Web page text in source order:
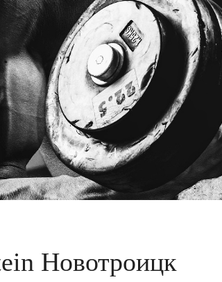
Новотроицк